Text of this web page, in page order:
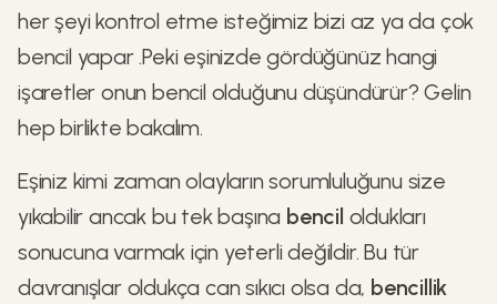
her şeyi kontrol etme isteğimiz bizi az ya da çok
bencil yapar .Peki eşinizde gördüğünüz hangi
işaretler onun bencil olduğunu düşündürür? Gelin
hep birlikte bakalım.
Eşiniz kimi zaman olayların sorumluluğunu size
yıkabilir ancak bu tek başına bencil oldukları
sonucuna varmak için yeterli değildir. Bu tür
davranışlar oldukça can sıkıcı olsa da, bencillik